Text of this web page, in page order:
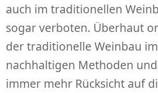
auch im traditionellen
sogar verboten. Überhaut
der traditionelle Weinbau
nachhaltigen Methoden
immer mehr Rücksicht auf